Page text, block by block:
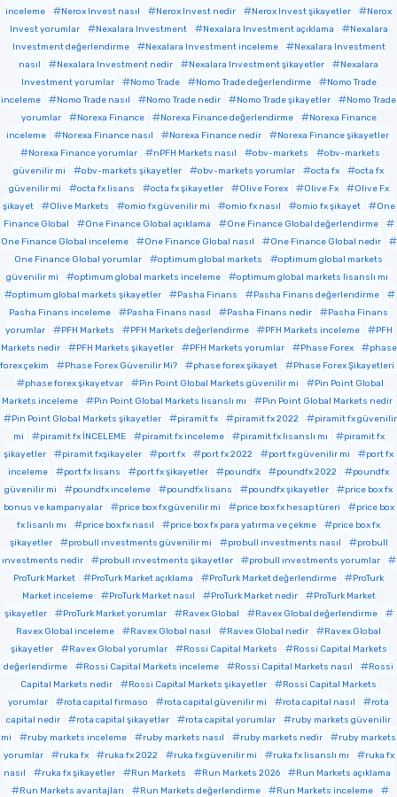
inceleme
Nerox Invest nasıl Nerox Invest nedir Nerox Invest şikayetler
Nerox
Invest yorumlar
Nexalara Investment Nexalara Investment açıklama
Nexalara
Investment değerlendirme
Nexalara Investment inceleme
Nexalara Investment
nasıl
Nexalara Investment nedir Nexalara Investment şikayetler
Nexalara
Investment yorumlar
Nomo Trade Nomo Trade değerlendirme
Nomo Trade
inceleme
Nomo Trade nasıl Nomo Trade nedir Nomo Trade şikayetler
Nomo Trade
yorumlar
Norexa Finance Norexa Finance değerlendirme
Norexa Finance
inceleme
Norexa Finance nasıl Norexa Finance nedir
Norexa Finance şikayetler
Norexa Finance yorumlar
nPFH Markets nasıl obv-markets
obv-markets
güvenilir mi
obv-markets şikayetler obv-markets yorumlar octa fx
octa fx
güvenilir mi
octa fx lisans octa fx şikayetler Olive Forex Olive Fx
Olive Fx
şikayet
Olive Markets omio fx güvenilir mi omio fx nasıl omio fx şikayet
One
Finance Global
One Finance Global açıklama
One Finance Global değerlendirme
One Finance Global inceleme
One Finance Global nasıl
One Finance Global nedir
One Finance Global yorumlar
optimum global markets
optimum global markets
güvenilir mi
optimum global markets inceleme
optimum global markets lisanslı mı
optimum global markets şikayetler
Pasha Finans
Pasha Finans değerlendirme
Pasha Finans inceleme
Pasha Finans nasıl Pasha Finans nedir
Pasha Finans
yorumlar
PFH Markets PFH Markets değerlendirme PFH Markets inceleme
PFH
Markets nedir
PFH Markets şikayetler PFH Markets yorumlar Phase Forex
phase
forex çekim
Phase Forex Güvenilir Mi? phase forex şikayet
Phase Forex Şikayetleri
phase forex şikayetvar
Pin Point Global Markets güvenilir mi
Pin Point Global
Markets inceleme
Pin Point Global Markets lisanslı mı
Pin Point Global Markets nedir
Pin Point Global Markets şikayetler
piramit fx piramit fx 2022
piramit fx güvenilir
mi
piramit fx İNCELEME piramit fx inceleme piramit fx lisanslı mı
piramit fx
şikayetler
piramit fxşikayeler port fx port fx 2022 port fx güvenilir mi
port fx
inceleme
port fx lisans port fx şikayetler poundfx poundfx 2022
poundfx
güvenilir mi
poundfx inceleme poundfx lisans poundfx şikayetler
price box fx
bonus ve kampanyalar
price box fx güvenilir mi price box fx hesap türeri
price box
fx lisanlı mı
price box fx nasıl price box fx para yatırma ve çekme
price box fx
şikayetler
probull ınvestments güvenilir mi probull ınvestments nasıl
probull
ınvestments nedir
probull ınvestments şikayetler
probull ınvestments yorumlar
ProTurk Market
ProTurk Market açıklama ProTurk Market değerlendirme
ProTurk
Market inceleme
ProTurk Market nasıl ProTurk Market nedir
ProTurk Market
şikayetler
ProTurk Market yorumlar Ravex Global
Ravex Global değerlendirme
Ravex Global inceleme
Ravex Global nasıl Ravex Global nedir
Ravex Global
şikayetler
Ravex Global yorumlar Rossi Capital Markets
Rossi Capital Markets
değerlendirme
Rossi Capital Markets inceleme Rossi Capital Markets nasıl
Rossi
Capital Markets nedir
Rossi Capital Markets şikayetler
Rossi Capital Markets
yorumlar
rota capital firmaso rota capital güvenilir mi rota capital nasıl
rota
capital nedir
rota capital şikayetler rota capital yorumlar
ruby markets güvenilir
mi
ruby markets inceleme ruby markets nasıl ruby markets nedir
ruby markets
yorumlar
ruka fx ruka fx 2022 ruka fx güvenilir mi ruka fx lisanslı mı
ruka fx
nasıl
ruka fx şikayetler Run Markets Run Markets 2026
Run Markets açıklama
Run Markets avantajları
Run Markets değerlendirme
Run Markets inceleme